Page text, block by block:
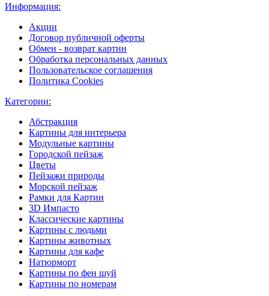
Информация:
Акции
Договор публичной оферты
Обмен - возврат картин
Обработка персональных данных
Пользовательское соглашения
Политика Cookies
Категории:
Абстракция
Картины для интерьера
Модульные картины
Городской пейзаж
Цветы
Пейзажи природы
Морской пейзаж
Рамки для Картин
3D Импасто
Классические картины
Картины с людьми
Картины животных
Картины для кафе
Натюрморт
Картины по фен шуй
Картины по номерам